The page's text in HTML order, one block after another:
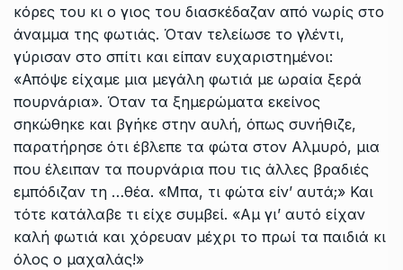
κόρες του κι ο γιος του διασκέδαζαν από νωρίς στο
άναμμα της φωτιάς. Όταν τελείωσε το γλέντι,
γύρισαν στο σπίτι και είπαν ευχαριστημένοι:
«Απόψε είχαμε μια μεγάλη φωτιά με ωραία ξερά
πουρνάρια». Όταν τα ξημερώματα εκείνος
σηκώθηκε και βγήκε στην αυλή, όπως συνήθιζε,
παρατήρησε ότι έβλεπε τα φώτα στον Αλμυρό, μια
που έλειπαν τα πουρνάρια που τις άλλες βραδιές
εμπόδιζαν τη …θέα. «Μπα, τι φώτα είν’ αυτά;» Και
τότε κατάλαβε τι είχε συμβεί. «Αμ γι’ αυτό είχαν
καλή φωτιά και χόρευαν μέχρι το πρωί τα παιδιά κι
όλος ο μαχαλάς!»